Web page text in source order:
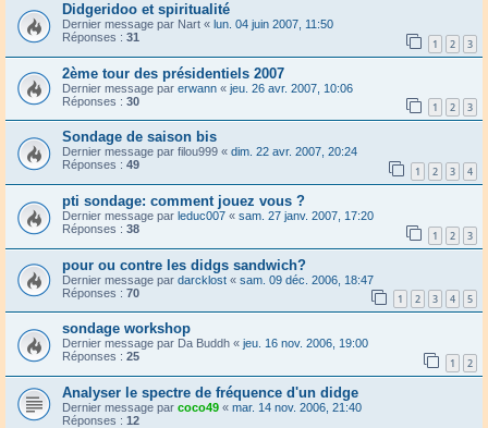
Didgeridoo et spiritualité
Dernier message par Nart « lun. 04 juin 2007, 11:50
Réponses : 31 1 2 3
2ème tour des présidentiels 2007
Dernier message par erwann « jeu. 26 avr. 2007, 10:06
Réponses : 30 1 2 3
Sondage de saison bis
Dernier message par filou999 « dim. 22 avr. 2007, 20:24
Réponses : 49 1 2 3 4
pti sondage: comment jouez vous ?
Dernier message par leduc007 « sam. 27 janv. 2007, 17:20
Réponses : 38 1 2 3
pour ou contre les didgs sandwich?
Dernier message par darcklost « sam. 09 déc. 2006, 18:47
Réponses : 70 1 2 3 4 5
sondage workshop
Dernier message par Da Buddh « jeu. 16 nov. 2006, 19:00
Réponses : 25 1 2
Analyser le spectre de fréquence d'un didge
Dernier message par coco49 « mar. 14 nov. 2006, 21:40
Réponses : 12